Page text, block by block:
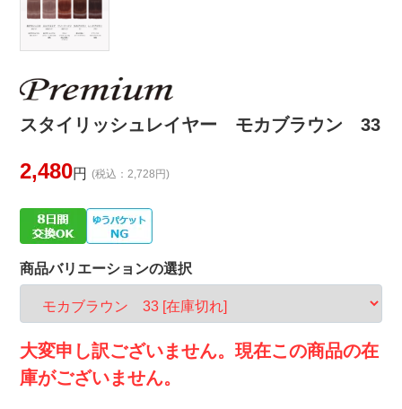
スタイリッシュレイヤー モカブラウン 33
2,480円 (税込：2,728円)
商品バリエーションの選択
大変申し訳ございません。現在この商品の在
庫がございません。